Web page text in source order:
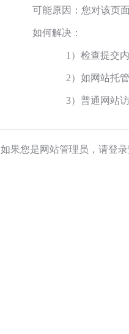
可能原因：您对该页
如何解决：
1）检查提交
2）如网站托
3）普通网站
如果您是网站管理员，请登